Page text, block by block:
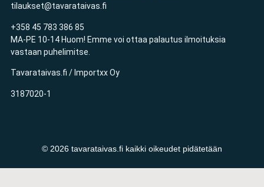
tilaukset@tavarataivas.fi
+358 45 783 386 85
MA-PE 10-14 Huom! Emme voi ottaa palautus ilmoituksia
vastaan puhelimitse.
Tavarataivas.fi / Importxx Oy
3187020-1
© 2026 tavarataivas.fi kaikki oikeudet pidätetään